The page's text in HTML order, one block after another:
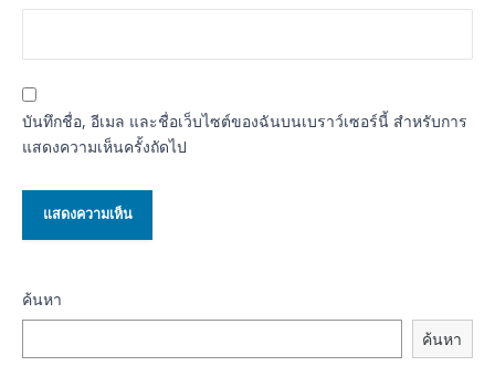
บันทึกชื่อ, อีเมล และชื่อเว็บไซต์ของฉันบนเบราว์เซอร์นี้ สำหรับการ
แสดงความเห็นครั้งถัดไป
ค้นหา
ค้นหา